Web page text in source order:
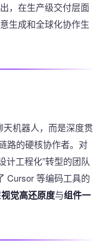
，在生产级交付层面
生成和全球化协作生
机器人，而是深度贯
路的硬核协作者。对
计工程化”转型的团队
Cursor 等编码工具的
视觉高还原度与组件一